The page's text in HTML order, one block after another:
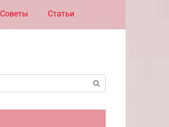
Советы Статьи